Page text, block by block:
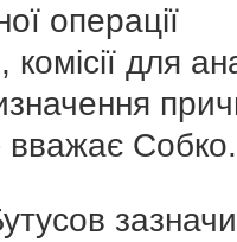
операції
для
вважає Собко.